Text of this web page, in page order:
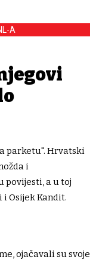
A
parketu". Hrvatski
i
povijesti, a u toj
Osijek Kandit.
ojačavali su svoje